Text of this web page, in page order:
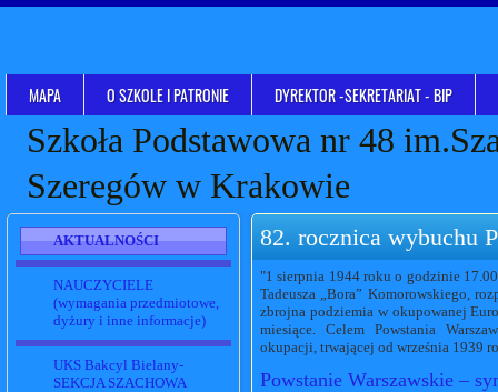
Szkoła Podstawowa nr 48
Szeregów w Krakowie
MAPA O SZKOLE I PATRONIE DYREKTOR -SEKRETARIAT - BIP
AKTUALNOŚCI
NAUCZYCIELE
(wymagania przedmiotowe,
dyżury i inne informacje)
UKS Bakcyl Bielany-
SEKCJA SZACHOWA
82. rocznica wybuchu
"1 sierpnia 1944 roku o godzinie
Tadeusza „Bora” Komorowskiego,
zbrojna podziemia w okupowanej
miesiące. Celem Powstania
okupacji, trwającej od września 1939
Powstanie Warszawskie –